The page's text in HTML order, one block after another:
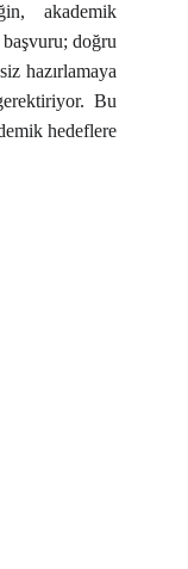
akademik
doğru
hazırlamaya
Bu
hedeflere